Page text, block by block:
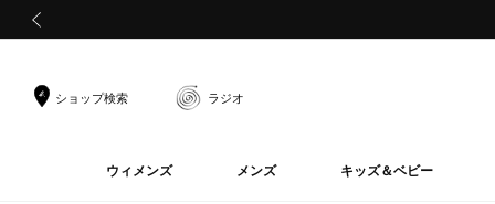
ショップ検索 ラジオ
ウィメンズ メンズ キッズ＆ベビー